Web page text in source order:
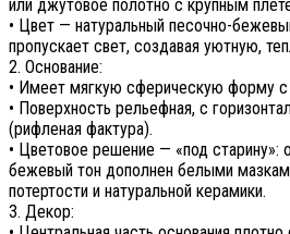
или джутовое полотно с крупным
• Цвет — натуральный песочно-
пропускает свет, создавая уютную,
2. Основание:
• Имеет мягкую сферическую форму
• Поверхность рельефная, с
(рифленая фактура).
• Цветовое решение — «под старину»:
бежевый тон дополнен белыми
потертости и натуральной керамики.
3. Декор: